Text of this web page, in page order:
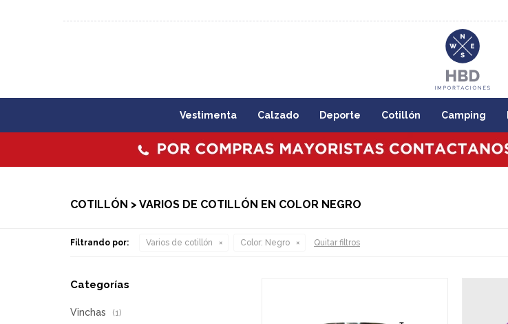
Vestimenta Calzado Deporte Cotillón Camping
COTILLÓN > VARIOS DE COTILLÓN EN COLOR NEGRO
Filtrando por: Varios de cotillón Color: Negro Quitar filtros
Categorías
Vinchas (1)